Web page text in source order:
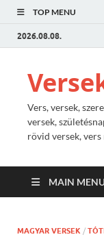
TOP MENU
2026.08.08.
Vers, versek,
versek,
rövid versek,
MAIN
MAGYAR VERSEK /